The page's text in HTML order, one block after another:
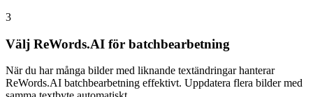
3
Välj ReWords.AI för batchbearbetning
När du har många bilder med liknande textändringar hanterar
ReWords.AI batchbearbetning effektivt. Uppdatera flera bilder med